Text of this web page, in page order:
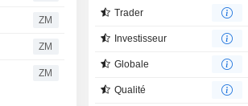
ZM
ZM
ZM
Trader
Investisseur
Globale
Qualité